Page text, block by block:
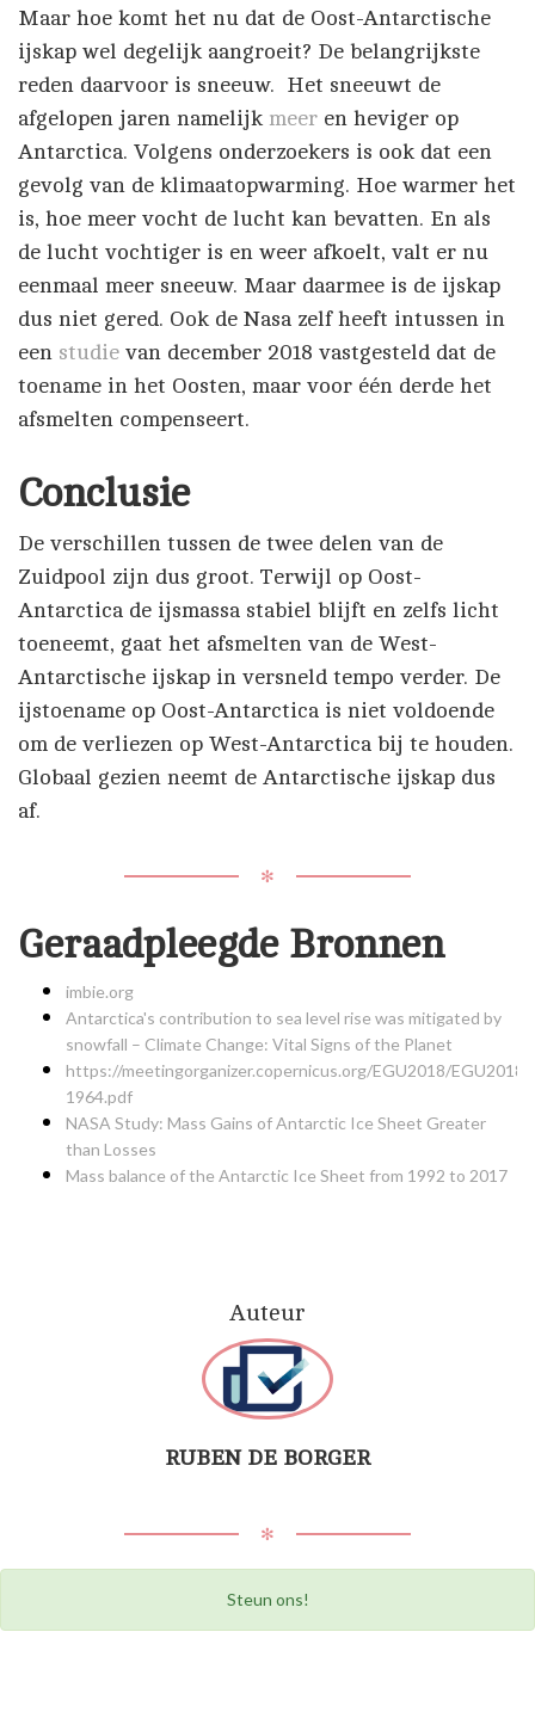
Maar hoe komt het nu dat de Oost-Antarctische
ijskap wel degelijk aangroeit? De belangrijkste
reden daarvoor is sneeuw. Het sneeuwt de
afgelopen jaren namelijk meer en heviger op
Antarctica. Volgens onderzoekers is ook dat een
gevolg van de klimaatopwarming. Hoe warmer het
is, hoe meer vocht de lucht kan bevatten. En als
de lucht vochtiger is en weer afkoelt, valt er nu
eenmaal meer sneeuw. Maar daarmee is de ijskap
dus niet gered. Ook de Nasa zelf heeft intussen in
een studie van december 2018 vastgesteld dat de
toename in het Oosten, maar voor één derde het
afsmelten compenseert.
Conclusie
De verschillen tussen de twee delen van de
Zuidpool zijn dus groot. Terwijl op Oost-
Antarctica de ijsmassa stabiel blijft en zelfs licht
toeneemt, gaat het afsmelten van de West-
Antarctische ijskap in versneld tempo verder. De
ijstoename op Oost-Antarctica is niet voldoende
om de verliezen op West-Antarctica bij te houden.
Globaal gezien neemt de Antarctische ijskap dus
af.
✻
Geraadpleegde Bronnen
imbie.org
Antarctica's contribution to sea level rise was mitigated by
snowfall – Climate Change: Vital Signs of the Planet
https://meetingorganizer.copernicus.org/EGU2018/EGU2018-
1964.pdf
NASA Study: Mass Gains of Antarctic Ice Sheet Greater
than Losses
Mass balance of the Antarctic Ice Sheet from 1992 to 2017
Auteur
RUBEN DE BORGER
✻
Steun ons!